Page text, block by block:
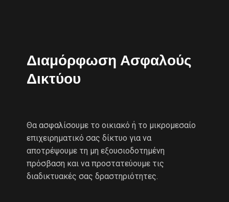
Διαμόρφωση Ασφαλούς
Δικτύου
Θα ασφαλίσουμε το οικιακό ή το μικρομεσαίο
επιχειρηματικό σας δίκτυο για να
αποτρέψουμε τη μη εξουσιοδοτημένη
πρόσβαση και να προστατεύουμε τις
διαδικτυακές σας δραστηριότητες.